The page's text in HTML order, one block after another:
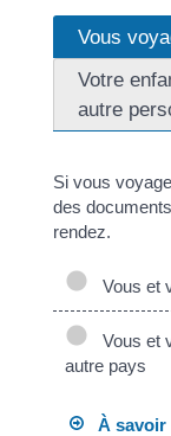
Vous
Votre
autre
Si vous
des
rendez.
Vous et
Vous et
autre pays
À savoir